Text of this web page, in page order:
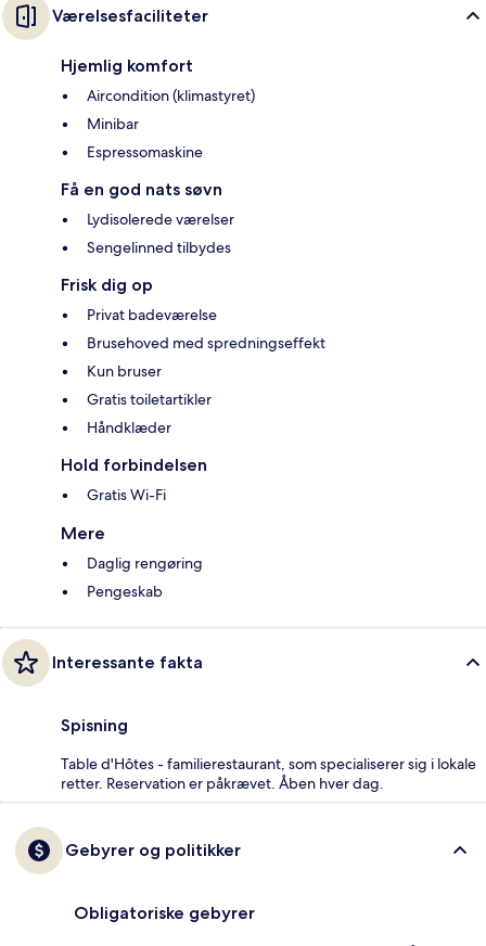
Værelsesfaciliteter
Hjemlig komfort
Aircondition (klimastyret)
Minibar
Espressomaskine
Få en god nats søvn
Lydisolerede værelser
Sengelinned tilbydes
Frisk dig op
Privat badeværelse
Brusehoved med spredningseffekt
Kun bruser
Gratis toiletartikler
Håndklæder
Hold forbindelsen
Gratis Wi-Fi
Mere
Daglig rengøring
Pengeskab
Interessante fakta
Spisning
Table d'Hôtes - familierestaurant, som specialiserer sig i lokale
retter. Reservation er påkrævet. Åben hver dag.
Gebyrer og politikker
Obligatoriske gebyrer